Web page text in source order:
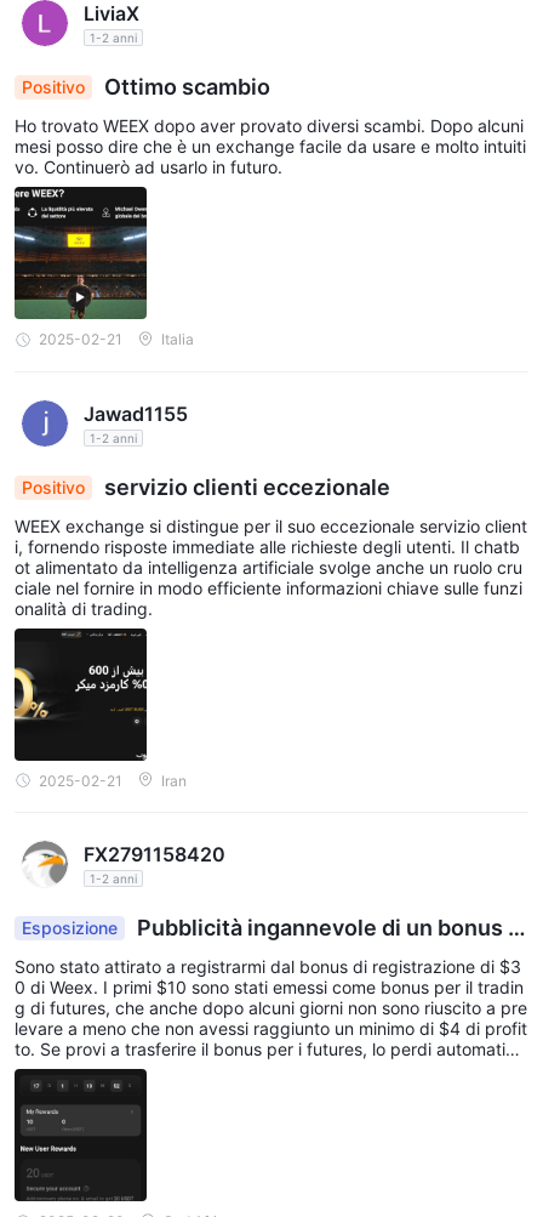
LiviaX
1-2 anni
Positivo Ottimo scambio
Ho trovato WEEX dopo aver provato diversi scambi. Dopo alcuni
mesi posso dire che è un exchange facile da usare e molto intuiti
vo. Continuerò ad usarlo in futuro.
2025-02-21 Italia
Jawad1155
1-2 anni
Positivo servizio clienti eccezionale
WEEX exchange si distingue per il suo eccezionale servizio client
i, fornendo risposte immediate alle richieste degli utenti. Il chatb
ot alimentato da intelligenza artificiale svolge anche un ruolo cru
ciale nel fornire in modo efficiente informazioni chiave sulle funzi
onalità di trading.
2025-02-21 Iran
FX2791158420
1-2 anni
Esposizione
Pubblicità ingannevole di un bonus di
iscrizione di $30.
Sono stato attirato a registrarmi dal bonus di registrazione di $3
0 di Weex. I primi $10 sono stati emessi come bonus per il tradin
g di futures, che anche dopo alcuni giorni non sono riuscito a pre
levare a meno che non avessi raggiunto un minimo di $4 di profit
to. Se provi a trasferire il bonus per i futures, lo perdi automatica
mente. I $20 sono stati negati dopo molti tentativi di richiesta al
servizio clienti. Non è stata data una chiara ragione. Truffa